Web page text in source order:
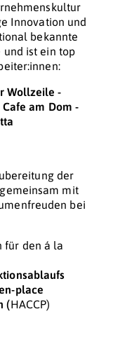
Innovation und
bekannte
ist ein top
Wollzeile -
am Dom -
der
mit
bei
für den á la
place
(HACCP)